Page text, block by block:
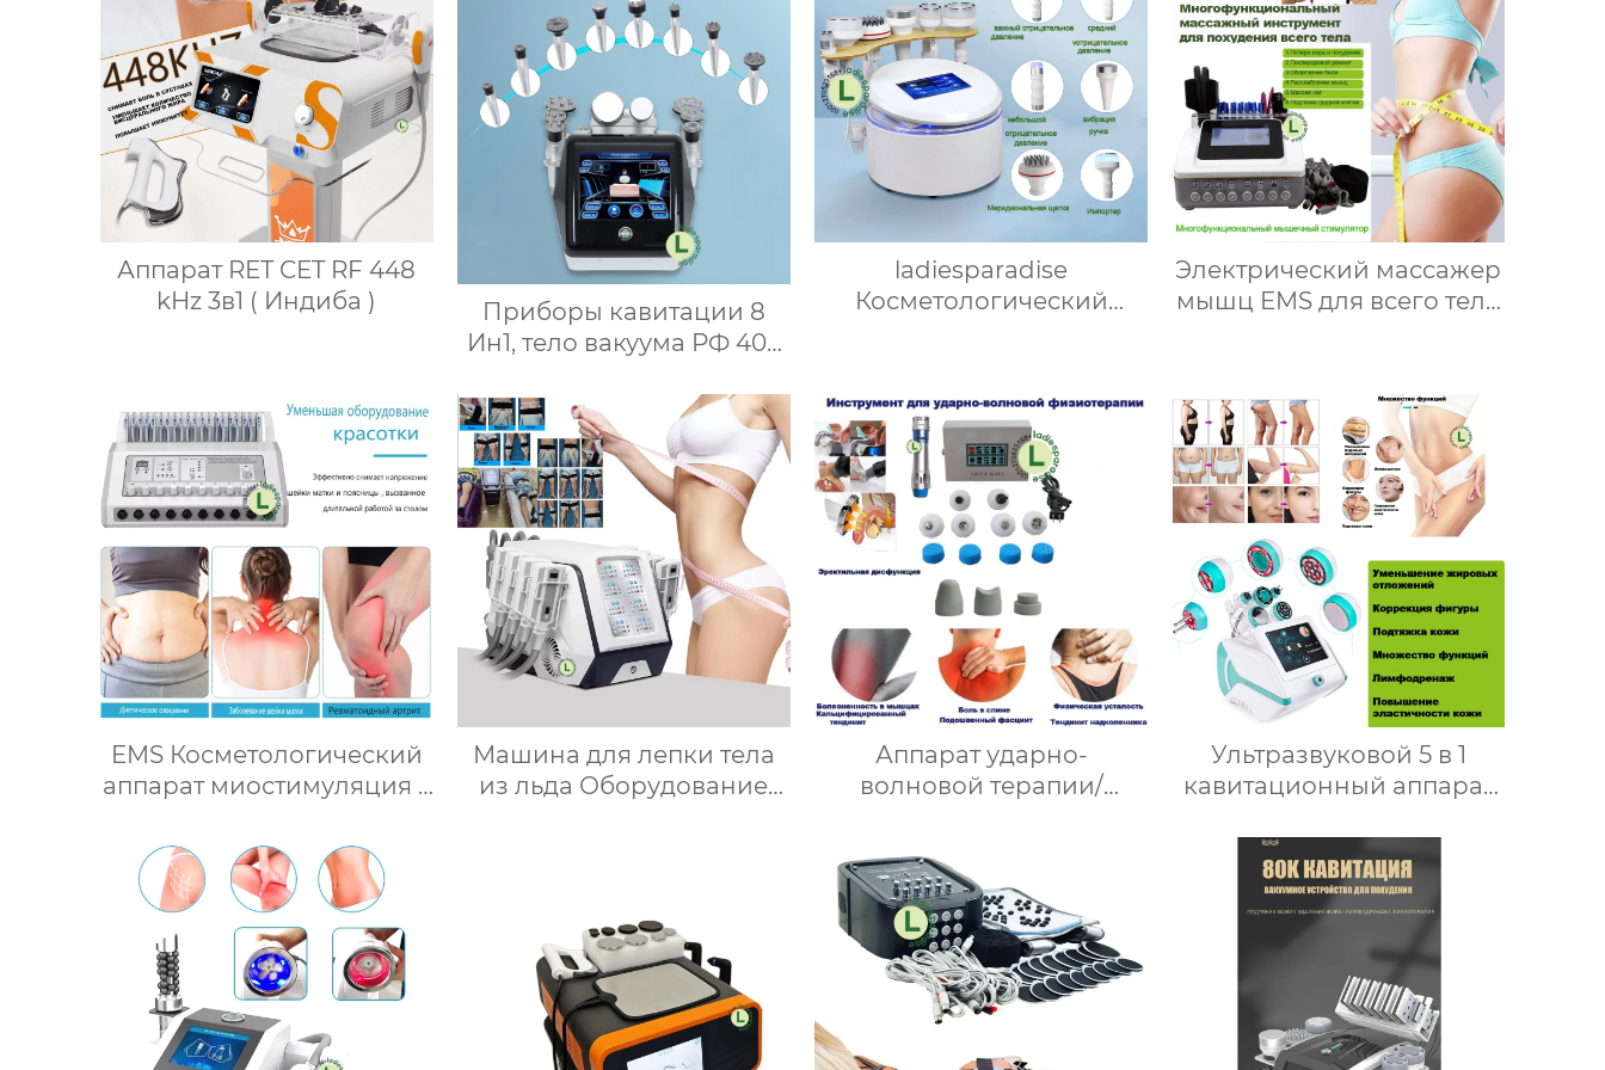
Аппарат RET CET RF 448
kHz 3в1 ( Индиба )
Приборы кавитации 8
Ин1, тело вакуума РФ 40к
машину для тучного
уменьшения WSM-07
ladiesparadise
Косметологический
для массажа лица и тела
Электрический массажер
мышц EMS для всего тела
Миостимуляторы AU-
6804D
EMS Косметологический
аппарат миостимуляция c
S872
Машина для лепки тела
из льда Оборудование
JKM360-P
Аппарат ударно-
волновой терапии/
лечение эректильной
функции SW18
Ультразвуковой 5 в 1
кавитационный аппарат
радиочастотная машина
для похудения,
косметологическое
устройство JF738